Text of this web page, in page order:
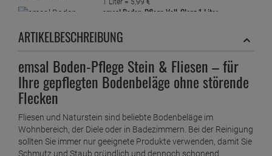
1 Liter = 5,99 €
emsal Boden-Pflege Voll-Glanz 1 Liter
ab5,
1 Liter =
ab3,89€
1 Liter =3,89 €
ARTIKELBESCHREIBUNG
emsal Boden-Pflege Stein & Fliesen – für
Ihre gepflegten Bodenbeläge ohne störende
Flecken
Fliesen und Naturstein sind beliebte Bodenbeläge im
Wohnbereich, der Diele oder in Badezimmern. Bei der Reinigung
sollten Sie immer nur geeignete Produkte verwenden, damit Sie
Schmutz und Staub gründlich und dennoch schonend